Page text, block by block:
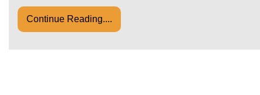
Continue Reading....